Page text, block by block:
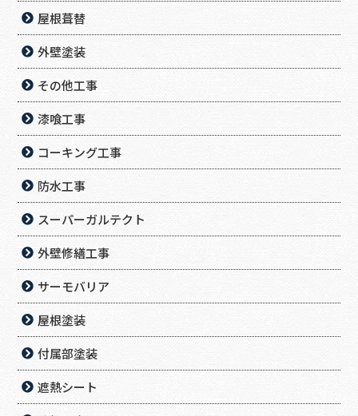
屋根葺替
外壁塗装
その他工事
漆喰工事
コーキング工事
防水工事
スーパーガルテクト
外壁修繕工事
サーモバリア
屋根塗装
付属部塗装
遮熱シート